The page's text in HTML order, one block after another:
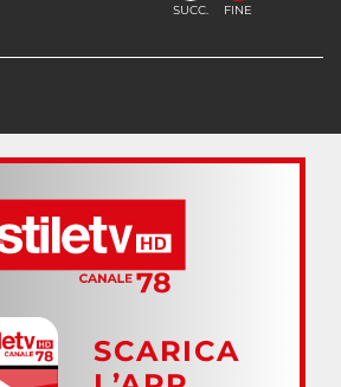
SUCC. FINE
SCARICA